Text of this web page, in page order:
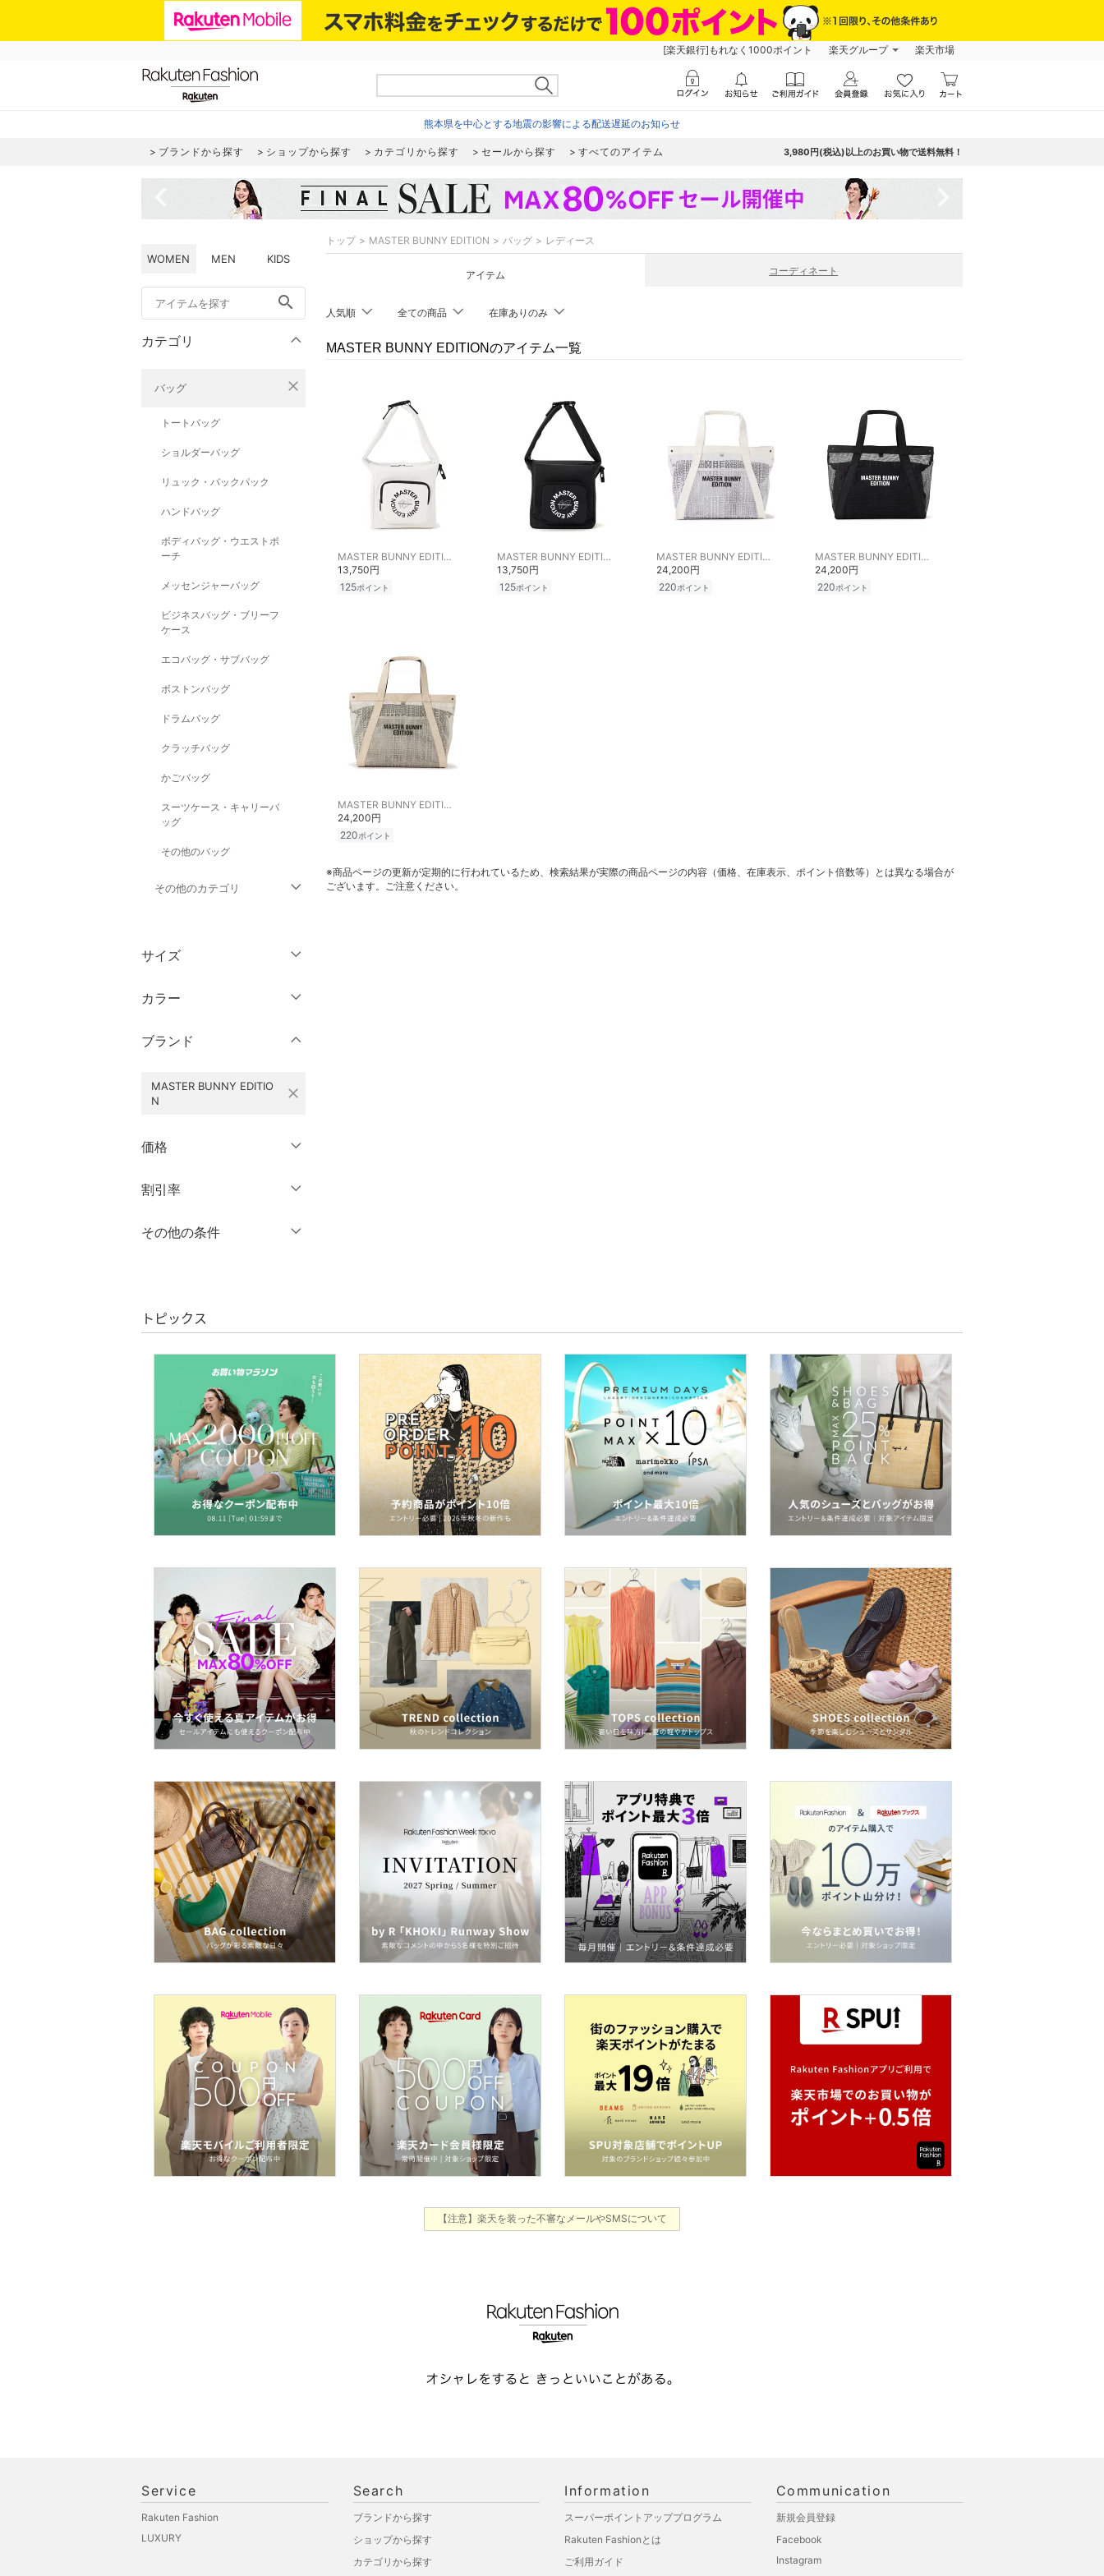
[楽天銀行]もれなく1000ポイント 楽天グループ 楽天市場
熊本県を中心とする地震の影響による配送遅延のお知らせ
ブランドから探す ショップから探す カテゴリから探す セールから探す すべてのアイテム 3,980円(税込)以上のお買い物で送料無料！
WOMEN MEN KIDS
search
カテゴリ
バッグ close
トートバッグ
ショルダーバッグ
リュック・バックパック
ハンドバッグ
ボディバッグ・ウエストポ
ーチ
メッセンジャーバッグ
ビジネスバッグ・ブリーフ
ケース
エコバッグ・サブバッグ
ボストンバッグ
ドラムバッグ
クラッチバッグ
かごバッグ
スーツケース・キャリーバ
ッグ
その他のバッグ
その他のカテゴリ
パンツ
ワンピース・ドレス
スカート
アクセサリー・腕時計
財布・ポーチ・ケース
ヘアアクセサリー
マタニティウェア・ベビ
スーツ・フォーマル
着物・浴衣・和装小物
スキンケア
ベースメイク
メイクアップ
ボディケア・オーラルケ
ア
ヘアケア
フレグランス
メイク道具・美容器具
食器・調理器具・キッチ
ン用品
インテリア・生活雑貨
スマホグッズ・オーディ
オ機器
スポーツ・アウトドア用
品
サイズ
M
XL XXL
カラー
ブランド
MASTER BUNNY EDITIO
N
close
価格
絞り込み
割引率
％OFF～ ％OFF
その他の条件
クリア 絞り込み
トップ MASTER BUNNY EDITION バッグ レディース
アイテム コーディネート
人気順 全ての商品 在庫ありのみ
MASTER BUNNY EDITIONのアイテム一覧
MASTER BUNNY EDITION
13,750円
125ポイント
MASTER BUNNY EDITION
13,750円
125ポイント
MASTER BUNNY EDITION
24,200円
220ポイント
MASTER BUNNY EDITION
24,200円
220ポイント
MASTER BUNNY EDITION
24,200円
220ポイント
※商品ページの更新が定期的に行われているため、検索結果が実際の商品ページの内容（価格、在庫表示、ポイント倍数等）とは異なる場合が
ございます。ご注意ください。
トピックス
【注意】楽天を装った不審なメールやSMSについて
Service
Rakuten Fashion
LUXURY
Search
ブランドから探す
ショップから探す
カテゴリから探す
Information
スーパーポイントアッププログラム
Rakuten Fashionとは
ご利用ガイド
Communication
新規会員登録
Facebook
Instagram